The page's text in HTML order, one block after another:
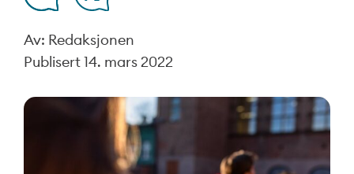
Av: Redaksjonen
Publisert14. mars 2022